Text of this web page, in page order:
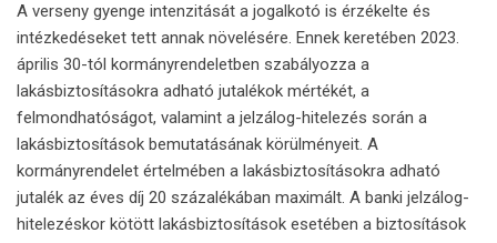
A verseny gyenge intenzitását a jogalkotó is érzékelte és
intézkedéseket tett annak növelésére. Ennek keretében 2023.
április 30-tól kormányrendeletben szabályozza a
lakásbiztosításokra adható jutalékok mértékét, a
felmondhatóságot, valamint a jelzálog-hitelezés során a
lakásbiztosítások bemutatásának körülményeit. A
kormányrendelet értelmében a lakásbiztosításokra adható
jutalék az éves díj 20 százalékában maximált. A banki jelzálog-
hitelezéskor kötött lakásbiztosítások esetében a biztosítások